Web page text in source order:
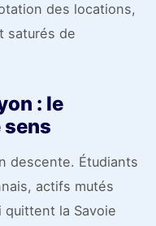
des locations,
saturés de
: le
descente. Étudiants
actifs mutés
quittent la Savoie